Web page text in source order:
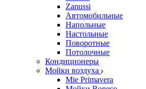
Zanussi
Автомобильные
Напольные
Настольные
Поворотные
Потолочные
Кондиционеры
Мойки воздуха
Mie Primavera